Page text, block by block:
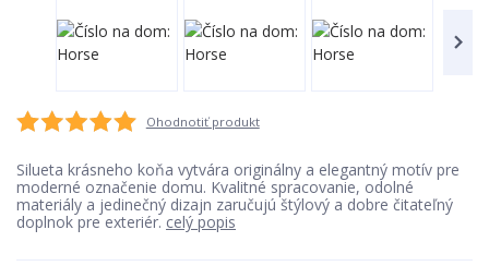
Ohodnotiť produkt
Silueta krásneho koňa vytvára originálny a elegantný motív pre
moderné označenie domu. Kvalitné spracovanie, odolné
materiály a jedinečný dizajn zaručujú štýlový a dobre čitateľný
doplnok pre exteriér. celý popis